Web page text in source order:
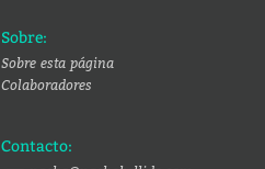
Sobre:
Sobre esta página
Colaboradores
Contacto: